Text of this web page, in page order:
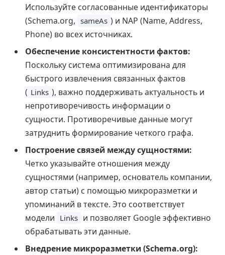
Используйте согласованные идентификаторы
(Schema.org, sameAs ) и NAP (Name, Address,
Phone) во всех источниках.
Обеспечение консистентности фактов:
Поскольку система оптимизирована для
быстрого извлечения связанных фактов
( Links ), важно поддерживать актуальность и
непротиворечивость информации о
сущности. Противоречивые данные могут
затруднить формирование четкого графа.
Построение связей между сущностями:
Четко указывайте отношения между
сущностями (например, основатель компании,
автор статьи) с помощью микроразметки и
упоминаний в тексте. Это соответствует
модели Links и позволяет Google эффективно
обрабатывать эти данные.
Внедрение микроразметки (Schema.org):